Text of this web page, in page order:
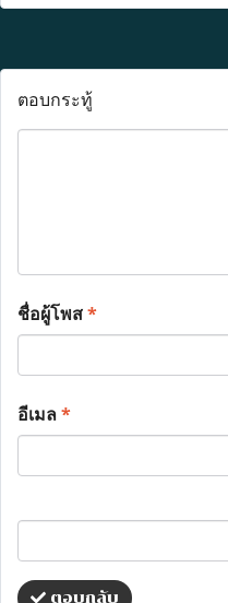
ตอบกระทู้
ชื่อผู้โพส*
อีเมล*
ตอบกลับ